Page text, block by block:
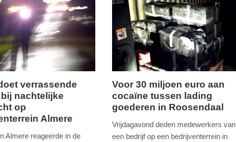
verrassende
nachtelijke
op
Almere
Almere reageerde in de
zaterdag,
16.
2021
Voor 30 miljoen euro aan
cocaïne tussen lading
goederen in Roosendaal
Vrijdagavond deden medewerkers van
een bedrijf op een bedrijventerrein in